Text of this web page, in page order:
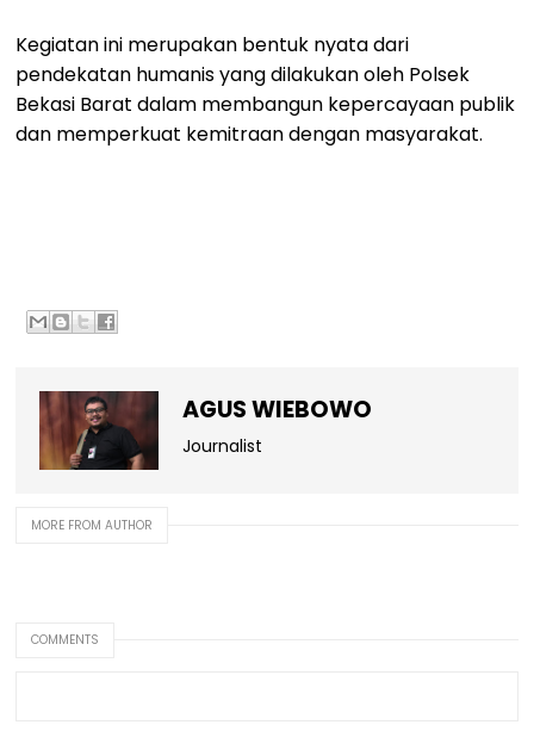
Kegiatan ini merupakan bentuk nyata dari
pendekatan humanis yang dilakukan oleh Polsek
Bekasi Barat dalam membangun kepercayaan publik
dan memperkuat kemitraan dengan masyarakat.
AGUS WIEBOWO
Journalist
MORE FROM AUTHOR
COMMENTS